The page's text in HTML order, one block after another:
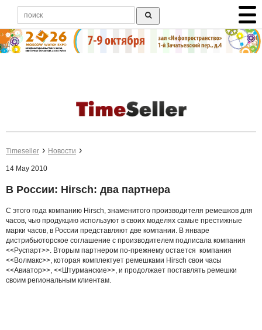
Timeseller Новости
14 May 2010
В России: Hirsch: два партнера
С этого года компанию Hirsch, знаменитого производителя ремешков для
часов, чью продукцию используют в своих моделях самые престижные
марки часов, в России представляют две компании. В январе
дистрибьюторское соглашение с производителем подписала компания
<<Руспарт>>. Вторым партнером по-прежнему остается компания
<<Волмакс>>, которая комплектует ремешками Hirsch свои часы
<<Авиатор>>, <<Штурманские>>, и продолжает поставлять ремешки
своим региональным клиентам.